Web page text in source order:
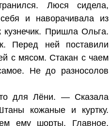
Люся сидела,
и наворачивала из
кузнечик. Пришла Ольга.
Перед ней поставили
с мясом. Стакан с чаем
Не до разносолов
для Лёни. — Сказала
кожаные и куртку.
ему шорты. Главное,